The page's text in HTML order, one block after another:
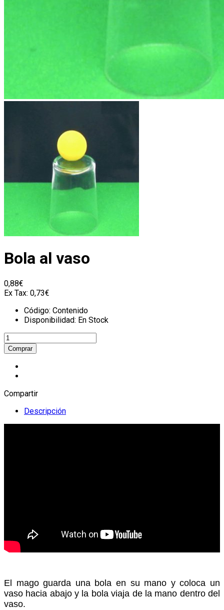
Bola al vaso
0,88€
Ex Tax: 0,73€
Código: Contenido
Disponibilidad: En Stock
Compartir
Descripción
El mago guarda una bola en su mano y coloca un
vaso hacia abajo y la bola viaja de la mano dentro del
vaso.